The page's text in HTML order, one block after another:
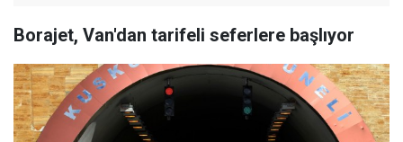
Borajet, Van'dan tarifeli seferlere başlıyor